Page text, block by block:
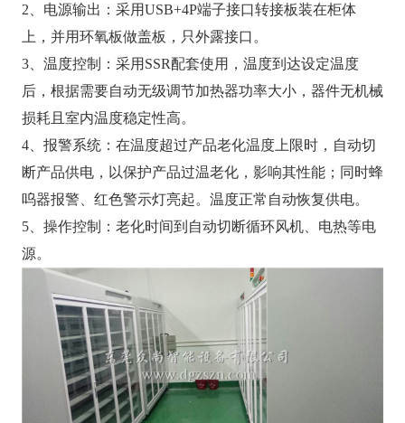
2、电源输出：采用USB+4P端子接口转接板装在柜体
上，并用环氧板做盖板，只外露接口。
3、温度控制：采用SSR配套使用，温度到达设定温度
后，根据需要自动无级调节加热器功率大小，器件无机械
损耗且室内温度稳定性高。
4、报警系统：在温度超过产品老化温度上限时，自动切
断产品供电，以保护产品过温老化，影响其性能；同时蜂
呜器报警、红色警示灯亮起。温度正常自动恢复供电。
5、操作控制：老化时间到自动切断循环风机、电热等电
源。